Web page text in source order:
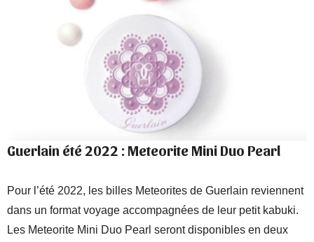
Guerlain été 2022 : Meteorite Mini Duo Pearl
Pour l’été 2022, les billes Meteorites de Guerlain reviennent
dans un format voyage accompagnées de leur petit kabuki.
Les Meteorite Mini Duo Pearl seront disponibles en deux